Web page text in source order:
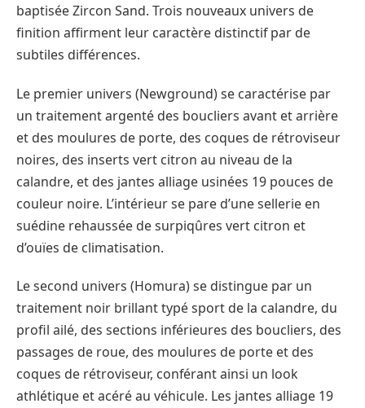
baptisée Zircon Sand. Trois nouveaux univers de
finition affirment leur caractère distinctif par de
subtiles différences.
Le premier univers (Newground) se caractérise par
un traitement argenté des boucliers avant et arrière
et des moulures de porte, des coques de rétroviseur
noires, des inserts vert citron au niveau de la
calandre, et des jantes alliage usinées 19 pouces de
couleur noire. L’intérieur se pare d’une sellerie en
suédine rehaussée de surpiqûres vert citron et
d’ouïes de climatisation.
Le second univers (Homura) se distingue par un
traitement noir brillant typé sport de la calandre, du
profil ailé, des sections inférieures des boucliers, des
passages de roue, des moulures de porte et des
coques de rétroviseur, conférant ainsi un look
athlétique et acéré au véhicule. Les jantes alliage 19